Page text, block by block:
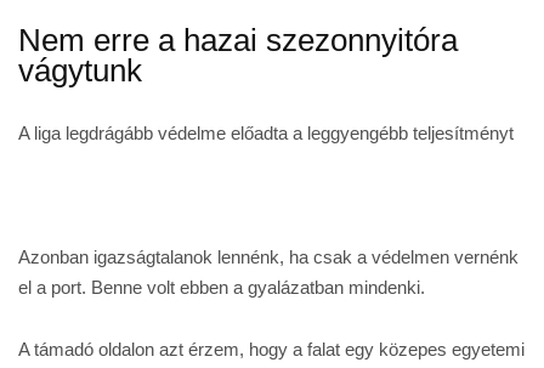
Nem erre a hazai szezonnyitóra
vágytunk
A liga legdrágább védelme előadta a leggyengébb teljesítményt
Azonban igazságtalanok lennénk, ha csak a védelmen vernénk
el a port. Benne volt ebben a gyalázatban mindenki.
A támadó oldalon azt érzem, hogy a falat egy közepes egyetemi